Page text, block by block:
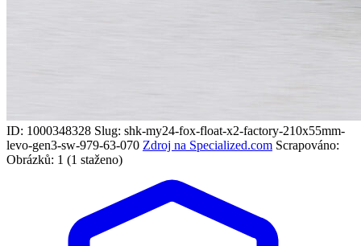
ID: 1000348328 Slug: shk-my24-fox-float-x2-factory-210x55mm-
levo-gen3-sw-979-63-070 Zdroj na Specialized.com Scrapováno:
Obrázků: 1 (1 staženo)